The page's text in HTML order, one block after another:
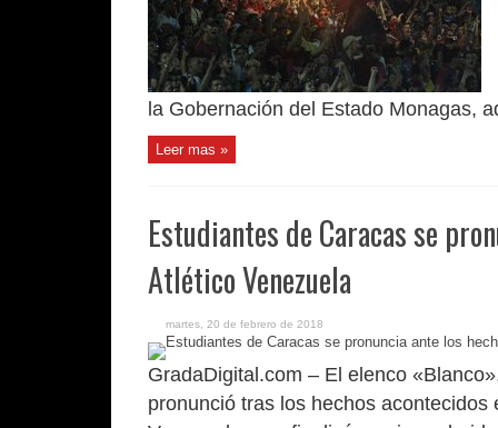
la Gobernación del Estado Monagas,
Leer mas »
Estudiantes de Caracas se
Atlético Venezuela
martes, 20 de febrero de 2018
GradaDigital.com – El elenco
pronunció tras los hechos